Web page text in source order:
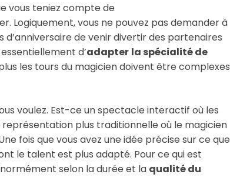
vous teniez compte de
Logiquement, vous ne pouvez pas demander à
de venir divertir des partenaires
d’adapter la spécialité de
les tours du magicien doivent être complexes
voulez. Est-ce un spectacle interactif où les
plus traditionnelle où le magicien
fois que vous avez une idée précise sur ce que
le talent est plus adapté. Pour ce qui est
selon la durée et la qualité du